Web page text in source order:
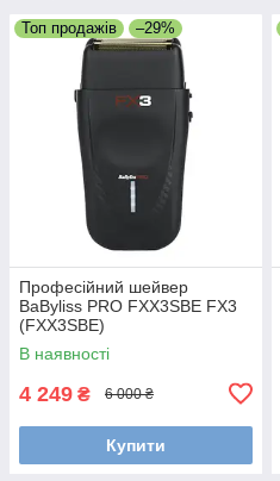
Топ продажів –29%
Професійний шейвер
BaByliss PRO FXX3SBE FX3
(FXX3SBE)
В наявності
4 249 ₴ 6 000 ₴
Купити